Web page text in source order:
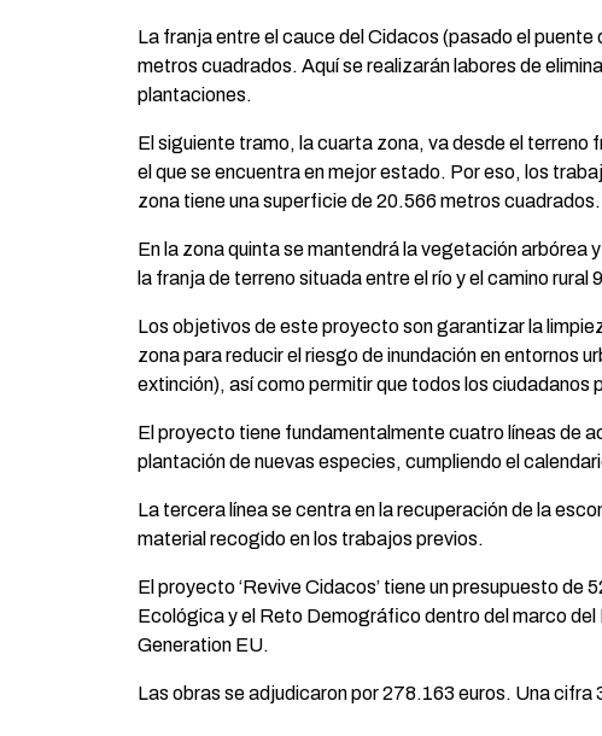
La franja entre el cauce del Cidacos (pasado el
metros cuadrados. Aquí se realizarán labores de
plantaciones.
El siguiente tramo, la cuarta zona, va desde el
el que se encuentra en mejor estado. Por eso, los
zona tiene una superficie de 20.566 metros cuadrados.
En la zona quinta se mantendrá la vegetación arbórea
la franja de terreno situada entre el río y el camino rural
Los objetivos de este proyecto son garantizar la
zona para reducir el riesgo de inundación en entornos
extinción), así como permitir que todos los
El proyecto tiene fundamentalmente cuatro líneas de
plantación de nuevas especies, cumpliendo el
La tercera línea se centra en la recuperación de la
material recogido en los trabajos previos.
El proyecto ‘Revive Cidacos’ tiene un presupuesto
Ecológica y el Reto Demográfico dentro del marco
Generation EU.
Las obras se adjudicaron por 278.163 euros. Una